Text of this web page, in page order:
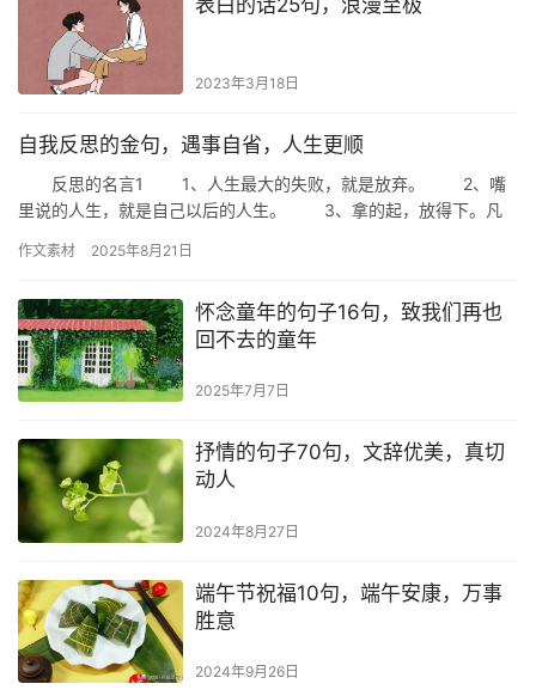
表白的话25句，浪漫至极
2023年3月18日
自我反思的金句，遇事自省，人生更顺
反思的名言1 1、人生最大的失败，就是放弃。 2、嘴
里说的人生，就是自己以后的人生。 3、拿的起，放得下。凡
作文素材 2025年8月21日
怀念童年的句子16句，致我们再也
回不去的童年
2025年7月7日
抒情的句子70句，文辞优美，真切
动人
2024年8月27日
端午节祝福10句，端午安康，万事
胜意
2024年9月26日